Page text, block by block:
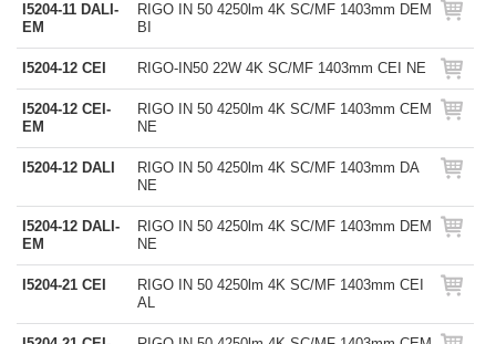
I5204-11 DALI-
EM
RIGO IN 50 4250lm 4K SC/MF 1403mm DEM
BI
I5204-12 CEI RIGO-IN50 22W 4K SC/MF 1403mm CEI NE
I5204-12 CEI-
EM
RIGO IN 50 4250lm 4K SC/MF 1403mm CEM
NE
I5204-12 DALI
RIGO IN 50 4250lm 4K SC/MF 1403mm DA
NE
I5204-12 DALI-
EM
RIGO IN 50 4250lm 4K SC/MF 1403mm DEM
NE
I5204-21 CEI
RIGO IN 50 4250lm 4K SC/MF 1403mm CEI
AL